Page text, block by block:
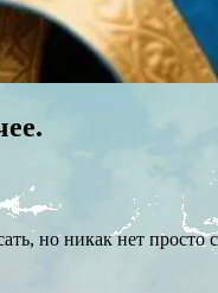
но никак нет просто